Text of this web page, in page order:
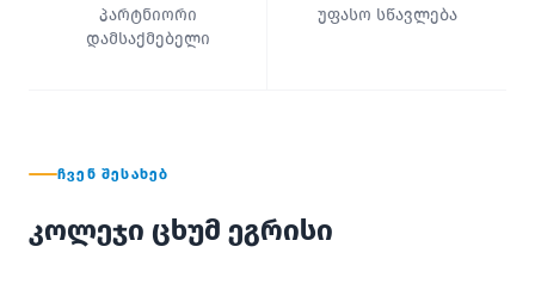
პარტნიორი
დამსაქმებელი
უფასო სწავლება
ᲩᲕᲔᲜ ᲨᲔᲡᲐᲮᲔᲑ
კოლეჯი ცხუმ ეგრისი